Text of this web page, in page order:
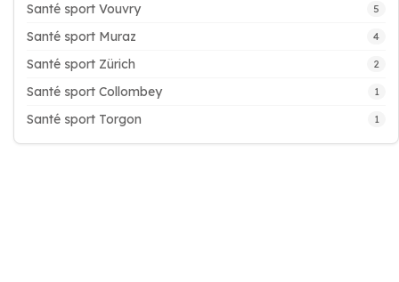
Santé sport Vouvry 5
Santé sport Muraz 4
Santé sport Zürich 2
Santé sport Collombey 1
Santé sport Torgon 1